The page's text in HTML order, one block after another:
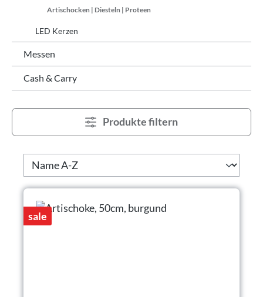
Artischocken | Diesteln | Proteen
LED Kerzen
Messen
Cash & Carry
Produkte filtern
sale